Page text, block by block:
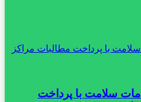
با پرداخت مطالبات مراکز
سلامت با پرداخت